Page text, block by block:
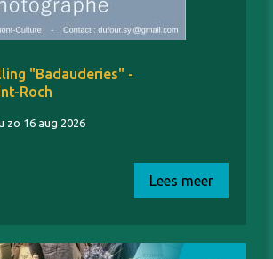
"Badauderies" -
Roch
zo 16 aug 2026
Lees meer